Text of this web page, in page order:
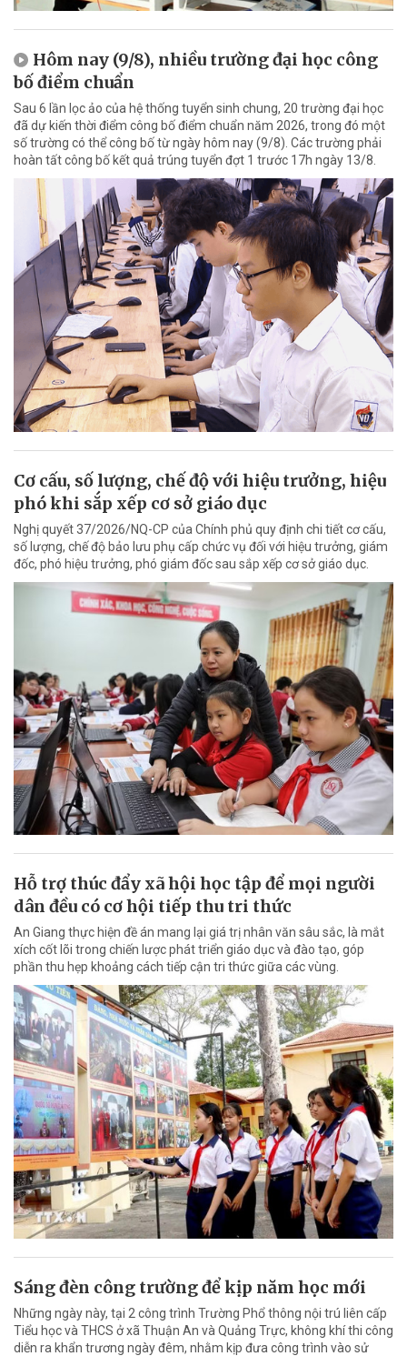
Hôm nay (9/8), nhiều trường đại học công
bố điểm chuẩn
Sau 6 lần lọc ảo của hệ thống tuyển sinh chung, 20 trường đại học
đã dự kiến thời điểm công bố điểm chuẩn năm 2026, trong đó một
số trường có thể công bố từ ngày hôm nay (9/8). Các trường phải
hoàn tất công bố kết quả trúng tuyển đợt 1 trước 17h ngày 13/8.
Cơ cấu, số lượng, chế độ với hiệu trưởng, hiệu
phó khi sắp xếp cơ sở giáo dục
Nghị quyết 37/2026/NQ-CP của Chính phủ quy định chi tiết cơ cấu,
số lượng, chế độ bảo lưu phụ cấp chức vụ đối với hiệu trưởng, giám
đốc, phó hiệu trưởng, phó giám đốc sau sắp xếp cơ sở giáo dục.
Hỗ trợ thúc đẩy xã hội học tập để mọi người
dân đều có cơ hội tiếp thu tri thức
An Giang thực hiện đề án mang lại giá trị nhân văn sâu sắc, là mắt
xích cốt lõi trong chiến lược phát triển giáo dục và đào tạo, góp
phần thu hẹp khoảng cách tiếp cận tri thức giữa các vùng.
Sáng đèn công trường để kịp năm học mới
Những ngày này, tại 2 công trình Trường Phổ thông nội trú liên cấp
Tiểu học và THCS ở xã Thuận An và Quảng Trực, không khí thi công
diễn ra khẩn trương ngày đêm, nhằm kịp đưa công trình vào sử